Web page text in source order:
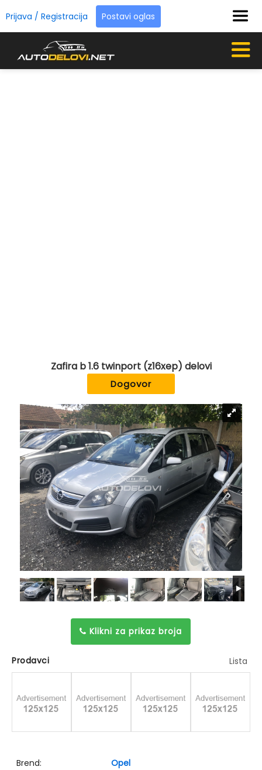
Prijava / Registracija Postavi oglas
Zafira b 1.6 twinport (z16xep) delovi
Dogovor
Klikni za prikaz broja
Prodavci Lista
Brend:
Opel